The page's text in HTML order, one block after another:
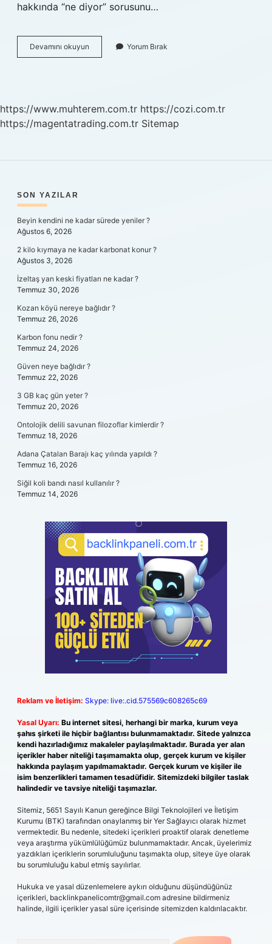
hakkında “ne diyor” sorusunu…
Devamını okuyun
Ozelligi
Yorum Bırak
https://www.muhterem.com.tr https://cozi.com.tr
https://magentatrading.com.tr Sitemap
SIDEBAR
SON YAZILAR
Beyin kendini ne kadar sürede yeniler ?
Ağustos 6, 2026
2 kilo kıymaya ne kadar karbonat konur ?
Ağustos 3, 2026
İzeltaş yan keski fiyatları ne kadar ?
Temmuz 30, 2026
Kozan köyü nereye bağlıdır ?
Temmuz 26, 2026
Karbon fonu nedir ?
Temmuz 24, 2026
Güven neye bağlıdır ?
Temmuz 22, 2026
3 GB kaç gün yeter ?
Temmuz 20, 2026
Ontolojik delili savunan filozoflar kimlerdir ?
Temmuz 18, 2026
Adana Çatalan Barajı kaç yılında yapıldı ?
Temmuz 16, 2026
Siğil koli bandı nasıl kullanılır ?
Temmuz 14, 2026
Reklam ve İletişim: Skype: live:.cid.575569c608265c69
Yasal Uyarı: Bu internet sitesi, herhangi bir marka, kurum veya
şahıs şirketi ile hiçbir bağlantısı bulunmamaktadır. Sitede yalnızca
kendi hazırladığımız makaleler paylaşılmaktadır. Burada yer alan
içerikler haber niteliği taşımamakta olup, gerçek kurum ve kişiler
hakkında paylaşım yapılmamaktadır. Gerçek kurum ve kişiler ile
isim benzerlikleri tamamen tesadüfidir. Sitemizdeki bilgiler taslak
halindedir ve tavsiye niteliği taşımazlar.
Sitemiz, 5651 Sayılı Kanun gereğince Bilgi Teknolojileri ve İletişim
Kurumu (BTK) tarafından onaylanmış bir Yer Sağlayıcı olarak hizmet
vermektedir. Bu nedenle, sitedeki içerikleri proaktif olarak denetleme
veya araştırma yükümlülüğümüz bulunmamaktadır. Ancak, üyelerimiz
yazdıkları içeriklerin sorumluluğunu taşımakta olup, siteye üye olarak
bu sorumluluğu kabul etmiş sayılırlar.
Hukuka ve yasal düzenlemelere aykırı olduğunu düşündüğünüz
içerikleri, backlinkpanelicomtr@gmail.com adresine bildirmeniz
halinde, ilgili içerikler yasal süre içerisinde sitemizden kaldırılacaktır.